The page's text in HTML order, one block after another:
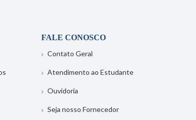
FALE CONOSCO
Contato Geral
Atendimento ao Estudante
Ouvidoria
Seja nosso Fornecedor